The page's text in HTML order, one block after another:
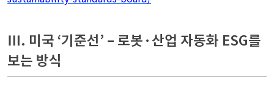
Ⅲ. 미국 ‘기준선’ – 로봇·산업 자동화 ESG를
보는 방식